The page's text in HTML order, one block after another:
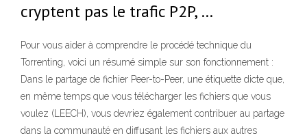
cryptent pas le trafic P2P, …
Pour vous aider à comprendre le procédé technique du
Torrenting, voici un résumé simple sur son fonctionnement :
Dans le partage de fichier Peer-to-Peer, une étiquette dicte que,
en même temps que vous télécharger les fichiers que vous
voulez (LEECH), vous devriez également contribuer au partage
dans la communauté en diffusant les fichiers aux autres